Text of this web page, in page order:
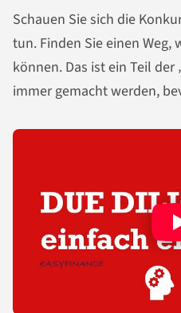
Schauen Sie sich die
tun. Finden Sie einen Weg,
können. Das ist ein Teil
immer gemacht werden,